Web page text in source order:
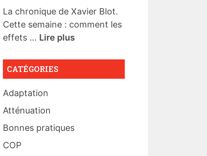
La chronique de Xavier Blot.
Cette semaine : comment les
effets ... Lire plus
CATÉGORIES
Adaptation
Atténuation
Bonnes pratiques
COP